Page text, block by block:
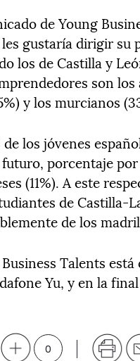
de Young
gustaría dirigir
los de Castilla y
son
y los murcianos
de los jóvenes
porcentaje
(11%). A este
de Castilla-
de los
Talents
Yu, y en la
0